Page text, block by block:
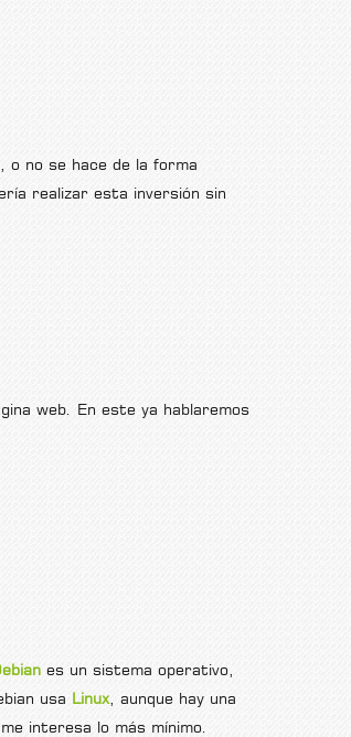
o no se hace de la forma
realizar esta inversión sin
web. En este ya hablaremos
es un sistema operativo,
usa Linux , aunque hay una
interesa lo más mínimo.